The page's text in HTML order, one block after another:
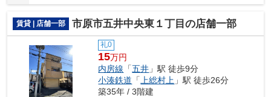
賃貸 | 店舗一部 市原市五井中央東１丁目の店舗一部
礼0
15万円
内房線 「五井 」駅 徒歩9分
小湊鉄道 「 上総村上 」駅 徒歩26分
築35年 / 3階建